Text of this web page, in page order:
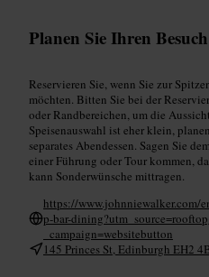
Planen Sie Ihren Besuch
Reservieren Sie, wenn Sie zur
möchten. Bitten Sie bei der
oder Randbereichen, um die
Speisenauswahl ist eher klein,
separates Abendessen. Sagen Sie
einer Führung oder Tour kommen,
kann Sonderwünsche mittragen.
https://www.johnniewalker.com/
p-bar-
_campaign=websitebutton
145 Princes St, Edinburgh EH2